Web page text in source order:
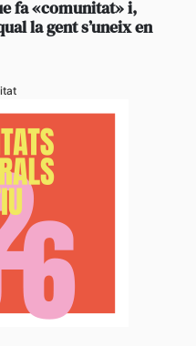
fa «comunitat» i,
la gent s’uneix en